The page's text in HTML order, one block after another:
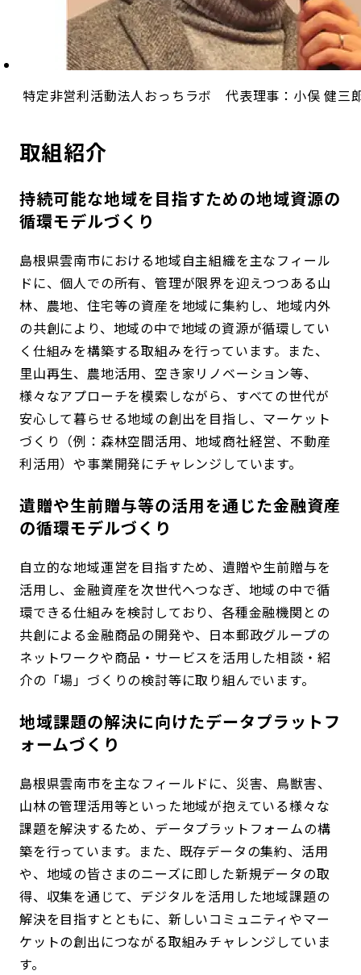
特定非営利活動法人おっちラボ 代表理事：小俣 健三
取組紹介
持続可能な地域を目指すための地域資源の
循環モデルづくり
島根県雲南市における地域自主組織を主なフィール
ドに、個人での所有、管理が限界を迎えつつある山
林、農地、住宅等の資産を地域に集約し、地域内外
の共創により、地域の中で地域の資源が循環してい
く仕組みを構築する取組みを行っています。また、
里山再生、農地活用、空き家リノベーション等、
様々なアプローチを模索しながら、すべての世代が
安心して暮らせる地域の創出を目指し、マーケット
づくり（例：森林空間活用、地域商社経営、不動産
利活用）や事業開発にチャレンジしています。
遺贈や生前贈与等の活用を通じた金融資産
の循環モデルづくり
自立的な地域運営を目指すため、遺贈や生前贈与を
活用し、金融資産を次世代へつなぎ、地域の中で循
環できる仕組みを検討しており、各種金融機関との
共創による金融商品の開発や、日本郵政グループの
ネットワークや商品・サービスを活用した相談・紹
介の「場」づくりの検討等に取り組んでいます。
地域課題の解決に向けたデータプラットフ
ォームづくり
島根県雲南市を主なフィールドに、災害、鳥獣害、
山林の管理活用等といった地域が抱えている様々な
課題を解決するため、データプラットフォームの構
築を行っています。また、既存データの集約、活用
や、地域の皆さまのニーズに即した新規データの取
得、収集を通じて、デジタルを活用した地域課題の
解決を目指すとともに、新しいコミュニティやマー
ケットの創出につながる取組みチャレンジしていま
す。